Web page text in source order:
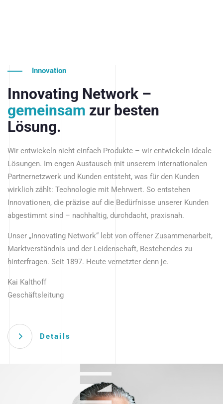
Innovation
Innovating Network –
gemeinsam zur besten
Lösung.
Wir entwickeln nicht einfach Produkte – wir entwickeln ideale
Lösungen. Im engen Austausch mit unserem internationalen
Partnernetzwerk und Kunden entsteht, was für den Kunden
wirklich zählt: Technologie mit Mehrwert. So entstehen
Innovationen, die präzise auf die Bedürfnisse unserer Kunden
abgestimmt sind – nachhaltig, durchdacht, praxisnah.
Unser „Innovating Network“ lebt von offener Zusammenarbeit,
Marktverständnis und der Leidenschaft, Bestehendes zu
hinterfragen. Seit 1897. Heute vernetzter denn je.
Kai Kalthoff
Geschäftsleitung
Details